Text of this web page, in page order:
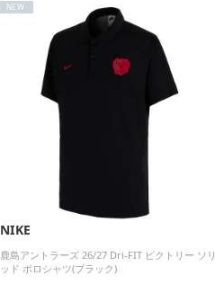
NIKE
鹿島アントラーズ 26/27 Dri-FIT ビクトリー ソリ
ッド ポロシャツ(ブラック)
NEW